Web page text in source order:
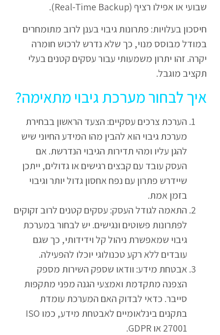
שבועי או אפילו רציף (Real-Time Backup).
חיסכון בעלויות: פתרונות גיבוי בענן לרוב מתומחרים
במודל מבוסס מנוי, כך שלא נדרש לרכוש חומרה
יקרה. זהו יתרון משמעותי עבור עסקים קטנים בעלי
תקציב מוגבל.
איך לבחור מערכת גיבוי מתאימה?
הערכת צרכים עסקיים: הצעד הראשון בבחירת
מערכת גיבוי הוא להבין מהו המידע החיוני שיש
להגן עליו ומהי תדירות הגיבוי הנדרשת. אם
העסק עובד עם קבצים רגישים או גדולים, ייתכן
שיידרש פתרון עם נפח אחסון גדול יותר וגיבוי
בזמן אמת.
התאמה לגודל העסק: עסקים קטנים לרוב זקוקים
לפתרונות פשוטים ונגישים. יש לבחור במערכת
גיבוי שמאפשרת ניהול קל וידידותי, כך שגם
עובדים ללא רקע טכנולוגי יוכלו להפעילה.
אבטחת מידע: וודאו שספק השירות מספק
הצפנה מתקדמת ואמצעי הגנה מפני מתקפות
סייבר. כדאי לבדוק האם המערכת עומדת
בתקנים בינלאומיים לאבטחת מידע, כמו ISO
27001 או GDPR.